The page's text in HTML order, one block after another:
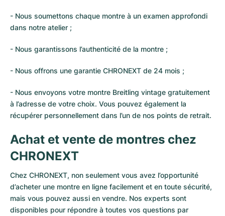
- Nous soumettons chaque montre à un examen approfondi
dans notre atelier ;
- Nous garantissons l’authenticité de la montre ;
- Nous offrons une garantie CHRONEXT de 24 mois ;
- Nous envoyons votre montre Breitling vintage gratuitement
à l’adresse de votre choix. Vous pouvez également la
récupérer personnellement dans l’un de nos points de retrait.
Achat et vente de montres chez
CHRONEXT
Chez CHRONEXT, non seulement vous avez l’opportunité
d’acheter une montre en ligne facilement et en toute sécurité,
mais vous pouvez aussi en vendre. Nos experts sont
disponibles pour répondre à toutes vos questions par